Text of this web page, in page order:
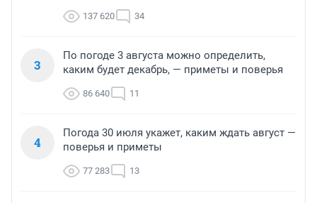
137 620 34
3
По погоде 3 августа можно определить,
каким будет декабрь, — приметы и поверья
86 640 11
4
Погода 30 июля укажет, каким ждать август —
поверья и приметы
77 283 13